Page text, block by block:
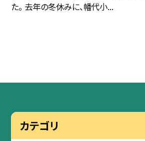
た。 去年の冬休みに、幡代小...
カテゴリ